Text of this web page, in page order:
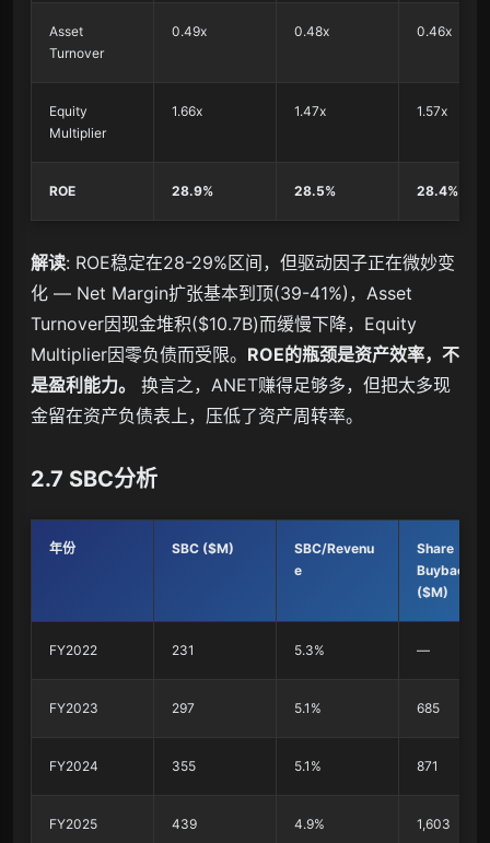
Asset
Turnover
0.49x 0.48x 0.46x
Equity
Multiplier
1.66x 1.47x 1.57x
ROE 28.9% 28.5% 28.4%
解读: ROE稳定在28-29%区间，但驱动因子正在微妙变
化 — Net Margin扩张基本到顶(39-41%)，Asset
Turnover因现金堆积($10.7B)而缓慢下降，Equity
Multiplier因零负债而受限。 ROE的瓶颈是资产效率，不
是盈利能力。
换言之，ANET赚得足够多，但把太多现
金留在资产负债表上，压低了资产周转率。
2.7 SBC分析
年份 SBC ($M)
SBC/Revenu
e
Share
Buyback
($M)
FY2022 231 5.3% —
FY2023 297 5.1% 685
FY2024 355 5.1% 871
FY2025 439 4.9% 1,603